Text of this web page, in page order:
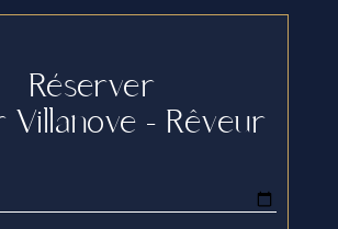
Réserver
Villanove – Rêveur